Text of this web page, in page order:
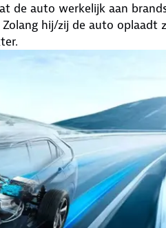
de auto werkelijk aan
hij/zij de auto oplaadt